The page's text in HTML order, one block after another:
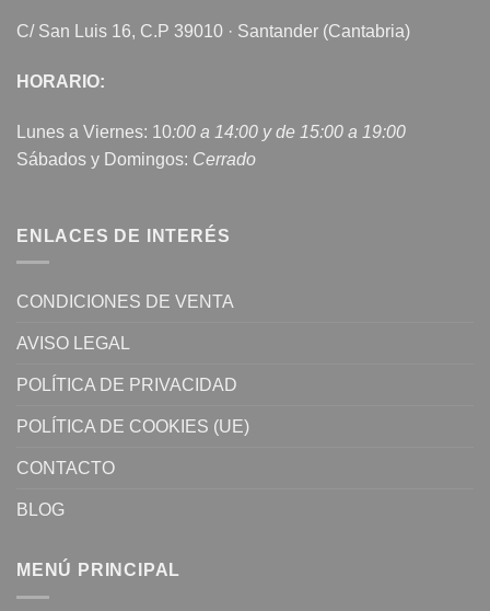
C/ San Luis 16, C.P 39010 · Santander (Cantabria)
HORARIO:
Lunes a Viernes: 10:00 a 14:00 y de 15:00 a 19:00
Sábados y Domingos: Cerrado
ENLACES DE INTERÉS
CONDICIONES DE VENTA
AVISO LEGAL
POLÍTICA DE PRIVACIDAD
POLÍTICA DE COOKIES (UE)
CONTACTO
BLOG
MENÚ PRINCIPAL